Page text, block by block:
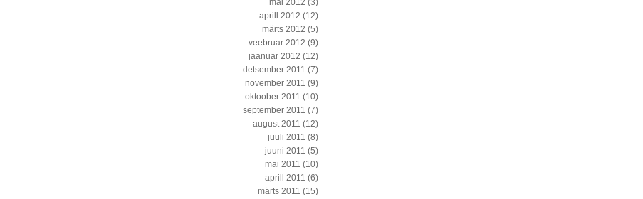
mai 2012 (3)
aprill 2012 (12)
märts 2012 (5)
veebruar 2012 (9)
jaanuar 2012 (12)
detsember 2011 (7)
november 2011 (9)
oktoober 2011 (10)
september 2011 (7)
august 2011 (12)
juuli 2011 (8)
juuni 2011 (5)
mai 2011 (10)
aprill 2011 (6)
märts 2011 (15)